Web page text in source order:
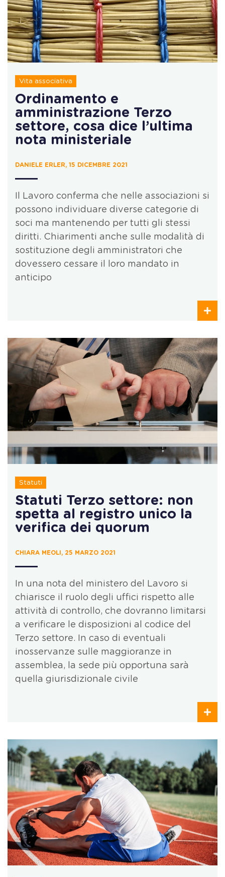
Vita associativa
Ordinamento e
amministrazione Terzo
settore, cosa dice l’ultima
nota ministeriale
DANIELE ERLER, 15 DICEMBRE 2021
Il Lavoro conferma che nelle associazioni si
possono individuare diverse categorie di
soci ma mantenendo per tutti gli stessi
diritti. Chiarimenti anche sulle modalità di
sostituzione degli amministratori che
dovessero cessare il loro mandato in
anticipo
Statuti
Statuti Terzo settore: non
spetta al registro unico la
verifica dei quorum
CHIARA MEOLI, 25 MARZO 2021
In una nota del ministero del Lavoro si
chiarisce il ruolo degli uffici rispetto alle
attività di controllo, che dovranno limitarsi
a verificare le disposizioni al codice del
Terzo settore. In caso di eventuali
inosservanze sulle maggioranze in
assemblea, la sede più opportuna sarà
quella giurisdizionale civile